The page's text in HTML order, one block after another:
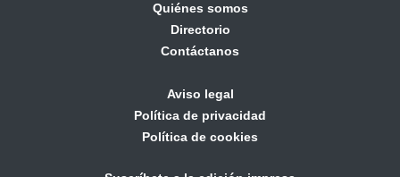
Quiénes somos
Directorio
Contáctanos
Aviso legal
Política de privacidad
Política de cookies